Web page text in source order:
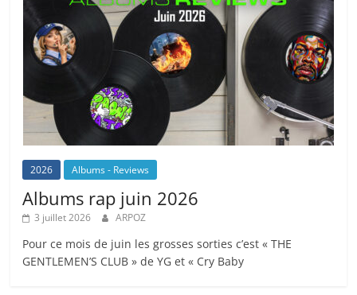
2026 Albums - Reviews
Albums rap juin 2026
3 juillet 2026 ARPOZ
Pour ce mois de juin les grosses sorties c’est « THE
GENTLEMEN’S CLUB » de YG et « Cry Baby